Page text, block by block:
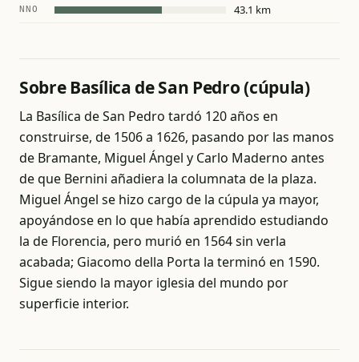
NNO 43.1 km
Sobre Basílica de San Pedro (cúpula)
La Basílica de San Pedro tardó 120 años en
construirse, de 1506 a 1626, pasando por las manos
de Bramante, Miguel Ángel y Carlo Maderno antes
de que Bernini añadiera la columnata de la plaza.
Miguel Ángel se hizo cargo de la cúpula ya mayor,
apoyándose en lo que había aprendido estudiando
la de Florencia, pero murió en 1564 sin verla
acabada; Giacomo della Porta la terminó en 1590.
Sigue siendo la mayor iglesia del mundo por
superficie interior.